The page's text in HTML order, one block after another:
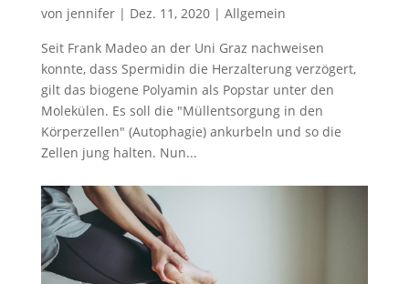
von jennifer| Dez. 11, 2020| Allgemein
Seit Frank Madeo an der Uni Graz nachweisen
konnte, dass Spermidin die Herzalterung verzögert,
gilt das biogene Polyamin als Popstar unter den
Molekülen. Es soll die "Müllentsorgung in den
Körperzellen" (Autophagie) ankurbeln und so die
Zellen jung halten. Nun...